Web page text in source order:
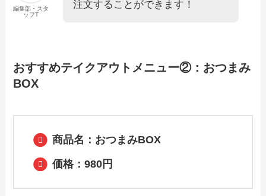
め商品や予約・注文方法も紹介
文方法やキャンペーン情報も解説
メニュー！お持ち帰りの予約・注文方法
【2024年最新】とんかつ浜勝のテイクア
文方法やクーポン情報も解説
編集部・スタ
ッフT
注文することができます！
おすすめテイクアウトメニュー②：おつまみ
BOX
商品名：おつまみBOX
価格：980円